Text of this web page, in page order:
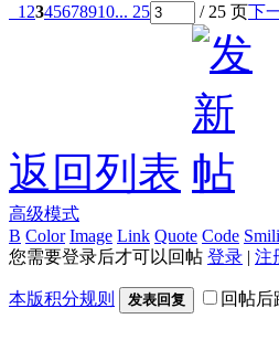
1 2345678910... 25 / 25 页下
返回列表
高级模式
B Color Image Link Quote Code
您需要登录后才可以回帖 登录 | 注
本版积分规则 发表回复 回帖后